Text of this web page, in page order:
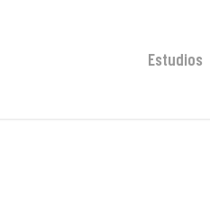
Estudios